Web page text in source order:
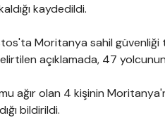
kaydedildi.
Moritanya sahil
açıklamada, 47
ağır olan 4 kişinin
bildirildi.